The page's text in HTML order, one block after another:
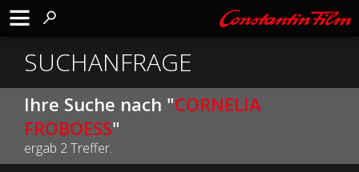
SUCHANFRAGE
Ihre Suche nach "CORNELIA
FROBOESS"
ergab 2 Treffer.